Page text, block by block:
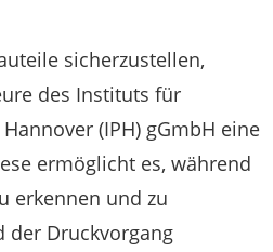
sicherzustellen,
des Instituts für
(IPH) gGmbH eine
ermöglicht es, während
erkennen und zu
der Druckvorgang